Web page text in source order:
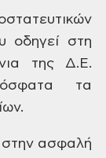
οδηγεί στη
τηςΔ.Ε.
τα
στην ασφαλή